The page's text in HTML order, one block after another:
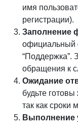
имя
регистрации).
Заполнение
официальный
“Поддержка”.
обращения к
Ожидание
будьте
так как сроки
Выполнение